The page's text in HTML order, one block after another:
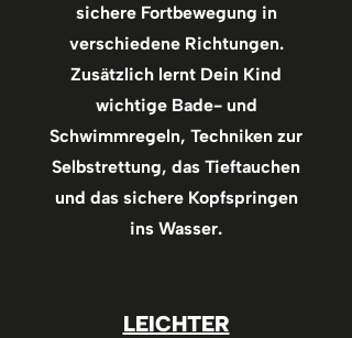
sichere Fortbewegung in
verschiedene Richtungen.
Zusätzlich lernt Dein Kind
wichtige Bade- und
Schwimmregeln, Techniken zur
Selbstrettung, das Tieftauchen
und das sichere Kopfspringen
ins Wasser.
LEICHTER